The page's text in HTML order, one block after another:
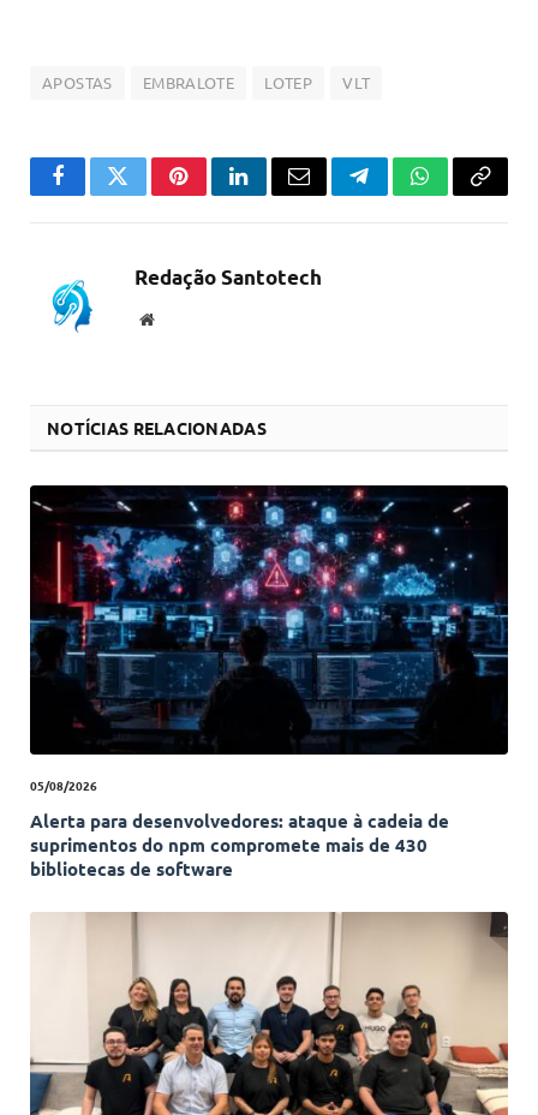
APOSTAS EMBRALOTE LOTEP VLT
FacebookTwitterPinterestLinkedInEmail TelegramWhatsApp
Copiar
Redação Santotech
Website
NOTÍCIAS RELACIONADAS
05/08/2026
Alerta para desenvolvedores: ataque à cadeia de
suprimentos do npm compromete mais de 430
bibliotecas de software